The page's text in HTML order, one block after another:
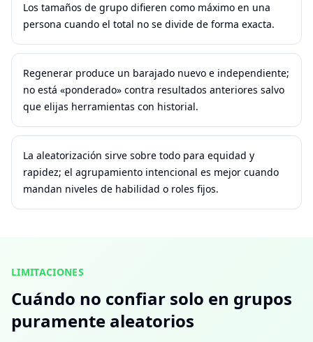
Los tamaños de grupo difieren como máximo en una
persona cuando el total no se divide de forma exacta.
Regenerar produce un barajado nuevo e independiente;
no está «ponderado» contra resultados anteriores salvo
que elijas herramientas con historial.
La aleatorización sirve sobre todo para equidad y
rapidez; el agrupamiento intencional es mejor cuando
mandan niveles de habilidad o roles fijos.
LIMITACIONES
Cuándo no confiar solo en grupos
puramente aleatorios